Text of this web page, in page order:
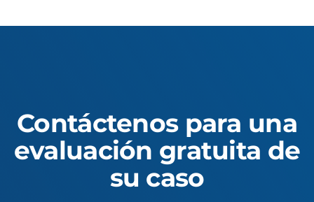
Contáctenos para una
evaluación gratuita de
su caso